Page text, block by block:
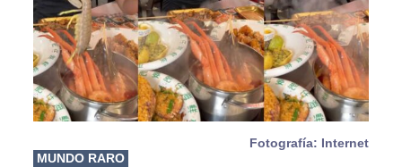
Fotografía: Internet
MUNDO RARO